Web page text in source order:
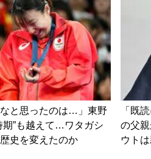
と思ったのは…」東野
期”も越えて…ワタガシ
史を変えたのか
「既
の父
ウト